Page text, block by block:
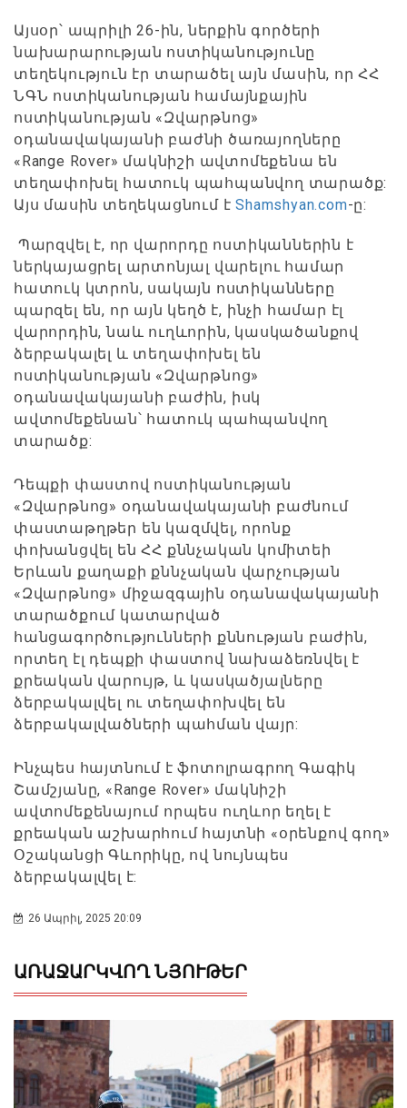
Այսօր՝ ապրիլի 26-ին, ներքին գործերի
նախարարության ոստիկանությունը
տեղեկություն էր տարածել այն մասին, որ ՀՀ
ՆԳՆ ոստիկանության համայնքային
ոստիկանության «Զվարթնոց»
օդանավակայանի բաժնի ծառայողները
«Range Rover» մակնիշի ավտոմեքենա են
տեղափոխել հատուկ պահպանվող տարածք:
Այս մասին տեղեկացնում էShamshyan.com-ը:
Պարզվել է, որ վարորդը ոստիկաններին է
ներկայացրել արտոնյալ վարելու համար
հատուկ կտրոն, սակայն ոստիկանները
պարզել են, որ այն կեղծ է, ինչի համար էլ
վարորդին, նաև ուղևորին, կասկածանքով
ձերբակալել և տեղափոխել են
ոստիկանության «Զվարթնոց»
օդանավակայանի բաժին, իսկ
ավտոմեքենան՝ հատուկ պահպանվող
տարածք:
Դեպքի փաստով ոստիկանության
«Զվարթնոց» օդանավակայանի բաժնում
փաստաթղթեր են կազմվել, որոնք
փոխանցվել են ՀՀ քննչական կոմիտեի
Երևան քաղաքի քննչական վարչության
«Զվարթնոց» միջազգային օդանավակայանի
տարածքում կատարված
հանցագործությունների քննության բաժին,
որտեղ էլ դեպքի փաստով նախաձեռնվել է
քրեական վարույթ, և կասկածյալները
ձերբակալվել ու տեղափոխվել են
ձերբակալվածների պահման վայր:
Ինչպես հայտնում է ֆոտոլրագրող Գագիկ
Շամշյանը, «Range Rover» մակնիշի
ավտոմեքենայում որպես ուղևոր եղել է
քրեական աշխարհում հայտնի «օրենքով գող»
Օշականցի Գևորիկը, ով նույնպես
ձերբակալվել է:
26 Ապրիլ, 2025 20:09
ԱՌԱՋԱՐԿՎՈՂ ՆՅՈՒԹԵՐ